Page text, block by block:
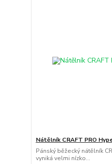
Nátělník CRAFT PRO
Pánský běžecký nátělník
vyniká velmi nízko...